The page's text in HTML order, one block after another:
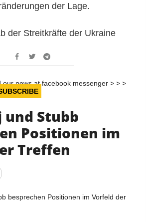
der Lage.
der Streitkräfte der Ukraine
our news at facebook messenger > > >
und Stubb
Positionen im
Treffen